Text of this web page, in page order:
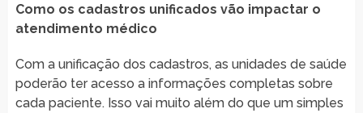
Como os cadastros unificados vão impactar o
atendimento médico
Com a unificação dos cadastros, as unidades de saúde
poderão ter acesso a informações completas sobre
cada paciente. Isso vai muito além do que um simples